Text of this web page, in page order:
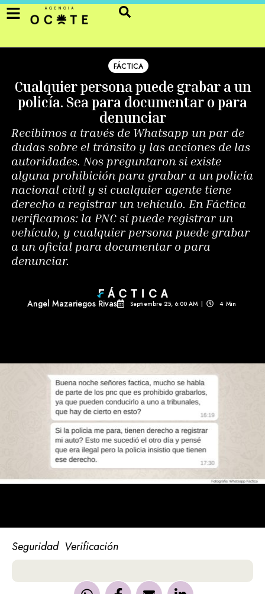
FÁCTICA
Cualquier persona puede grabar a un
policía. Sea para documentar o para
denunciar
Recibimos a través de Whatsapp un par de
dudas sobre el tránsito y las acciones de las
autoridades. Nos preguntaron si existe
alguna prohibición para grabar a un policía
nacional civil y si cualquier agente tiene
derecho a registrar un vehículo. En Fáctica
verificamos: la PNC sí puede registrar un
vehículo, y cualquier persona puede grabar
a un oficial para documentar o para
denunciar.
Angel Mazariegos Rivas Septiembre 25, 6:00 AM | 4 Min
Seguridad Verificación